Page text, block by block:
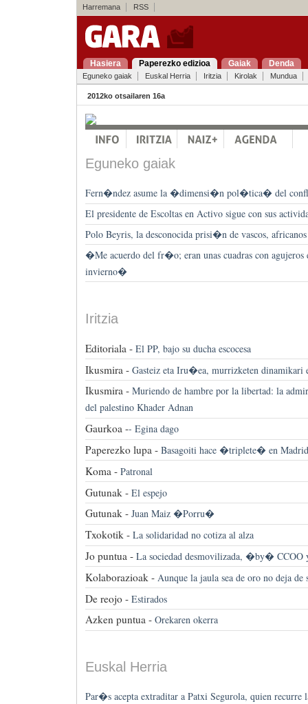
Harremana RSS
Hasiera Paperezko edizioa Gaiak Denda
Eguneko gaiak Euskal Herria Iritzia Kirolak Mundua
2012ko otsailaren 16a
Eguneko gaiak
Fern�ndez asume la �dimensi�n pol�tica� del
El presidente de Escoltas en Activo sigue con sus
Polo Beyris, la desconocida prisi�n de vascos, africanos
�Me acuerdo del fr�o; eran unas cuadras con agujeros
invierno�
Iritzia
Editoriala - El PP, bajo su ducha escocesa
Ikusmira - Gasteiz eta Iru�ea, murrizketen dinamikari
Ikusmira - Muriendo de hambre por la libertad: la
del palestino Khader Adnan
Gaurkoa -- Egina dago
Paperezko lupa - Basagoiti hace �triplete� en Madrid
Koma - Patronal
Gutunak - El espejo
Gutunak - Juan Maiz �Porru�
Txokotik - La solidaridad no cotiza al alza
Jo puntua - La sociedad desmovilizada, �by� CCOO
Kolaborazioak - Aunque la jaula sea de oro no deja
De reojo - Estirados
Azken puntua - Orekaren okerra
Euskal Herria
Par�s acepta extraditar a Patxi Segurola, quien recurre